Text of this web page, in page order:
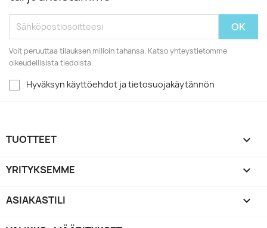
Voit peruuttaa tilauksen milloin tahansa. Katso yhteystietomme
oikeudellisista tiedoista.
Hyväksyn käyttöehdot ja tietosuojakäytännön
TUOTTEET 
YRITYKSEMME 
ASIAKASTILI 